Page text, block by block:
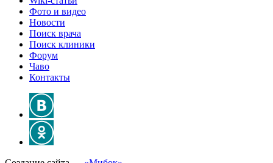
Фото и видео
Новости
Поиск врача
Поиск клиники
Форум
Чаво
Контакты